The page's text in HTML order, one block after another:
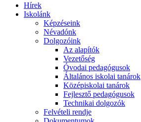
Hírek
Iskolánk
Képzéseink
Névadónk
Dolgozóink
Az alapítók
Vezetőség
Óvodai pedagógusok
Általános iskolai tanárok
Középiskolai tanárok
Fejlesztő pedagógusok
Technikai dolgozók
Felvételi rendje